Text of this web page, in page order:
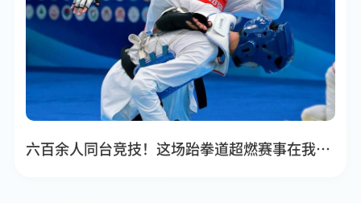
六百余人同台竞技！这场跆拳道超燃赛事在我校圆满落幕！